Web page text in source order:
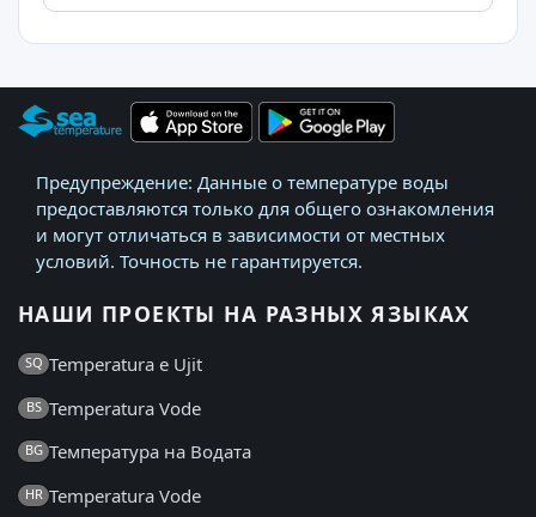
Предупреждение: Данные о температуре воды
предоставляются только для общего ознакомления
и могут отличаться в зависимости от местных
условий. Точность не гарантируется.
НАШИ ПРОЕКТЫ НА РАЗНЫХ ЯЗЫКАХ
SQ Temperatura e Ujit
BS Temperatura Vode
BG Температура на Водата
HR Temperatura Vode